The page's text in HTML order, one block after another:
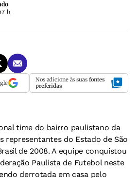
h
Nos adicione às suas fontes
preferidas
time do bairro paulistano da
representantes do Estado de São
de 2008. A equipe conquistou
Paulista de Futebol neste
derrotada em casa pelo